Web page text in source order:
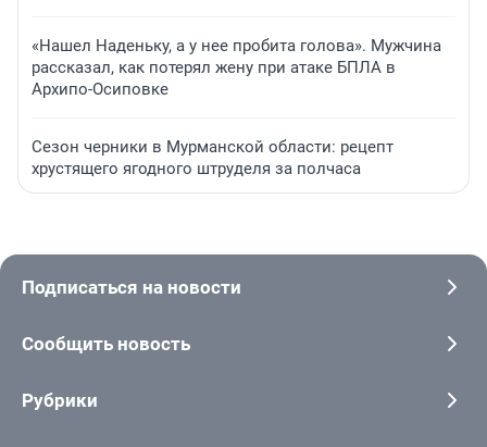
«Нашел Наденьку, а у нее пробита голова». Мужчина
рассказал, как потерял жену при атаке БПЛА в
Архипо-Осиповке
Сезон черники в Мурманской области: рецепт
хрустящего ягодного штруделя за полчаса
Подписаться на новости
Сообщить новость
Рубрики